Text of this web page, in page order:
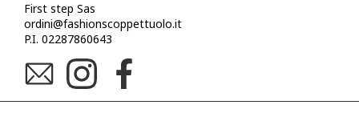
First step Sas
ordini@fashionscoppettuolo.it
P.I. 02287860643